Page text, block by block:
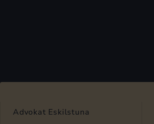
Advokat Eskilstuna